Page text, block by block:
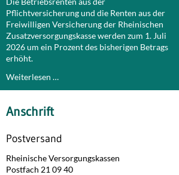
Pflichtversicherung und die Renten aus der
Freiwilligen Versicherung der Rheinischen
Zusatzversorgungskasse werden zum 1. Juli
2026 um ein Prozent des bisherigen Betrags
erhöht.
Weiterlesen …
Anschrift
Postversand
Rheinische Versorgungskassen
Postfach 21 09 40